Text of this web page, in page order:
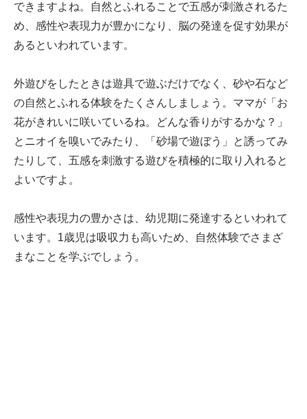
できますよね。自然とふれることで五感が刺激されるた
め、感性や表現力が豊かになり、脳の発達を促す効果が
あるといわれています。
外遊びをしたときは遊具で遊ぶだけでなく、砂や石など
の自然とふれる体験をたくさんしましょう。ママが「お
花がきれいに咲いているね。どんな香りがするかな？」
とニオイを嗅いでみたり、「砂場で遊ぼう」と誘ってみ
たりして、五感を刺激する遊びを積極的に取り入れると
よいですよ。
感性や表現力の豊かさは、幼児期に発達するといわれて
います。1歳児は吸収力も高いため、自然体験でさまざ
まなことを学ぶでしょう。